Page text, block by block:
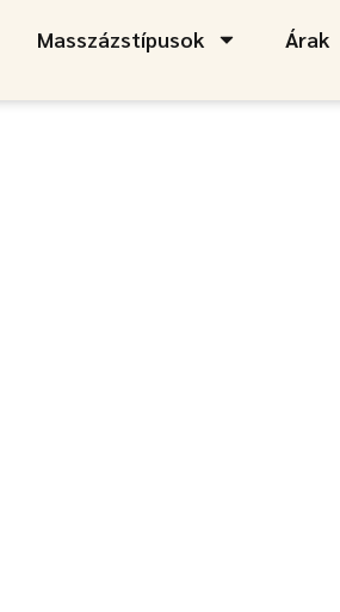
Masszázstípusok Árak